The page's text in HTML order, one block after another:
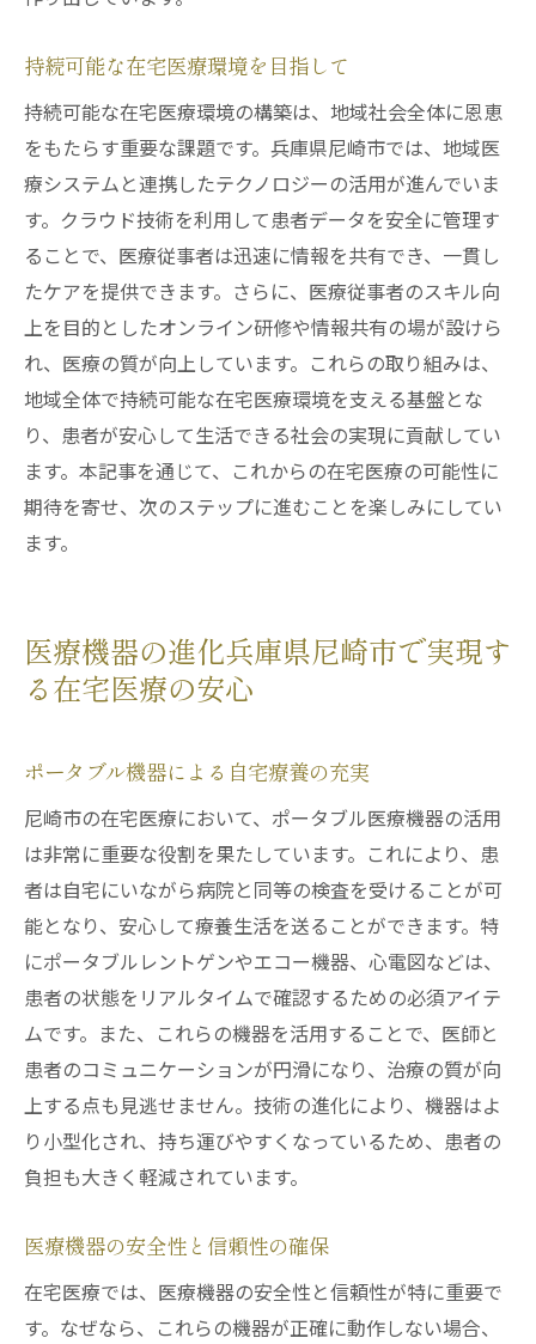
持続可能な在宅医療環境を目指して
持続可能な在宅医療環境の構築は、地域社会全体に恩恵
をもたらす重要な課題です。兵庫県尼崎市では、地域医
療システムと連携したテクノロジーの活用が進んでいま
す。クラウド技術を利用して患者データを安全に管理す
ることで、医療従事者は迅速に情報を共有でき、一貫し
たケアを提供できます。さらに、医療従事者のスキル向
上を目的としたオンライン研修や情報共有の場が設けら
れ、医療の質が向上しています。これらの取り組みは、
地域全体で持続可能な在宅医療環境を支える基盤とな
り、患者が安心して生活できる社会の実現に貢献してい
ます。本記事を通じて、これからの在宅医療の可能性に
期待を寄せ、次のステップに進むことを楽しみにしてい
ます。
医療機器の進化兵庫県尼崎市で実現す
る在宅医療の安心
ポータブル機器による自宅療養の充実
尼崎市の在宅医療において、ポータブル医療機器の活用
は非常に重要な役割を果たしています。これにより、患
者は自宅にいながら病院と同等の検査を受けることが可
能となり、安心して療養生活を送ることができます。特
にポータブルレントゲンやエコー機器、心電図などは、
患者の状態をリアルタイムで確認するための必須アイテ
ムです。また、これらの機器を活用することで、医師と
患者のコミュニケーションが円滑になり、治療の質が向
上する点も見逃せません。技術の進化により、機器はよ
り小型化され、持ち運びやすくなっているため、患者の
負担も大きく軽減されています。
医療機器の安全性と信頼性の確保
在宅医療では、医療機器の安全性と信頼性が特に重要で
す。なぜなら、これらの機器が正確に動作しない場合、